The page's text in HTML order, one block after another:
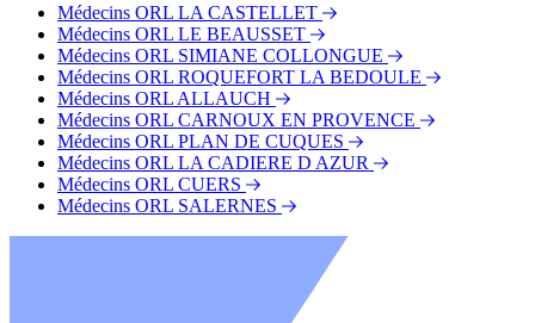
Médecins ORL LA CASTELLET
Médecins ORL LE BEAUSSET
Médecins ORL SIMIANE COLLONGUE
Médecins ORL ROQUEFORT LA BEDOULE
Médecins ORL ALLAUCH
Médecins ORL CARNOUX EN PROVENCE
Médecins ORL PLAN DE CUQUES
Médecins ORL LA CADIERE D AZUR
Médecins ORL CUERS
Médecins ORL SALERNES